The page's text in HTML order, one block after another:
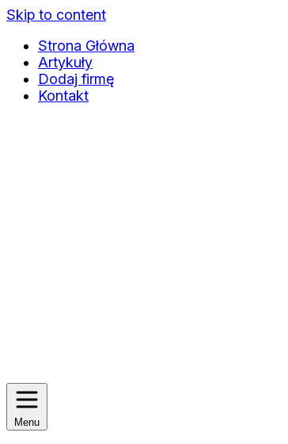
Skip to content
Strona Główna
Artykuły
Dodaj firmę
Kontakt
Menu